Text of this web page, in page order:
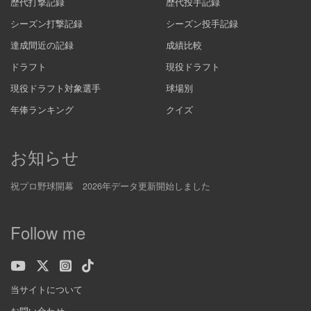
シーズン打撃記録
シーズン投手記録
達成間近の記録
成績比較
ドラフト
現役ドラフト
現役ドラフト対象選手
球場別
年俸ランキング
クイズ
お知らせ
祝プロ野球開幕 2026年データ更新開始しました
Follow me
当サイトについて